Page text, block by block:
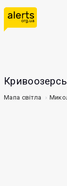
Мапа світла